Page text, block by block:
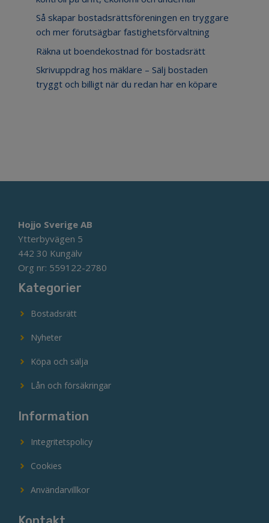
Så skapar bostadsrättsföreningen en tryggare
och mer förutsägbar fastighetsförvaltning
Räkna ut boendekostnad för bostadsrätt
Skrivuppdrag hos mäklare – Sälj bostaden
tryggt och billigt när du redan har en köpare
Hojjo Sverige AB
Ytterbyvägen 5
442 30 Kungälv
Org nr: 559122-2780
Kategorier
Bostadsrätt
Nyheter
Köpa och sälja
Lån och försäkringar
Information
Integritetspolicy
Cookies
Användarvillkor